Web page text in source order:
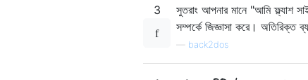
3
সুতরাং আপনার মানে "আমি ফ্ল্যাশ
সম্পর্কে জিজ্ঞাসা করে। অতিরিক্ত
back2dos